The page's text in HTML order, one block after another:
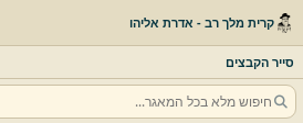
קרית מלך רב - אדרת אליהו
סייר הקבצים